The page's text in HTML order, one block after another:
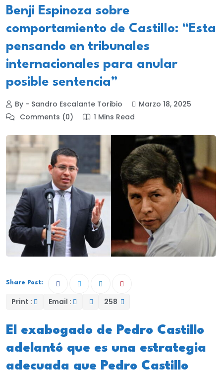
Benji Espinoza sobre
comportamiento de Castillo: “Esta
pensando en tribunales
internacionales para anular
posible sentencia”
By - Sandro Escalante Toribio
Marzo 18, 2025
Comments (0)
1 Mins Read
Share Post:
Print : Email : 258
El exabogado de Pedro Castillo
adelantó que es una estrategia
adecuada que Pedro Castillo